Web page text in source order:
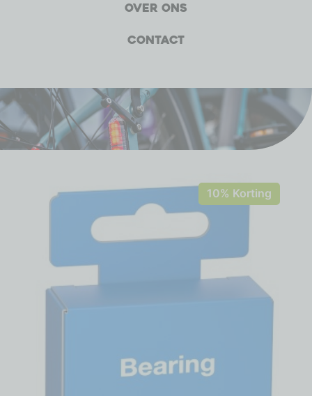
Over ons
Contact
10% Korting